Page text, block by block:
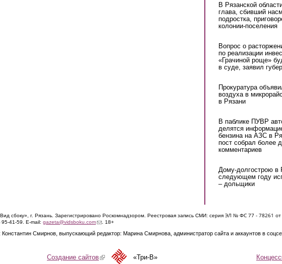
В Рязанской
глава, сбивший
подростка,
колонии-поселения
Вопрос о
по реализации
«Грачиной роще»
в суде, заявил
Прокуратура
воздуха в
в Рязани
В паблике ПУВР
делятся
бензина на АЗС в
пост собрал более
комментариев
Дому-долгострою в
следующем году
– дольщики
сбоку», г. Рязань. Зарегистрировано Роскомнадзором. Реестровая запись СМИ: серия ЭЛ № ФС 77 - 78261
41-59. E-mail: gazeta@vidsboku.com(link sends e-mail)
. 18+
Константин Смирнов, выпускающий редактор: Марина Смирнова, администратор сайта и аккаунтов в
Создание сайтов(link is external)«Три-В»